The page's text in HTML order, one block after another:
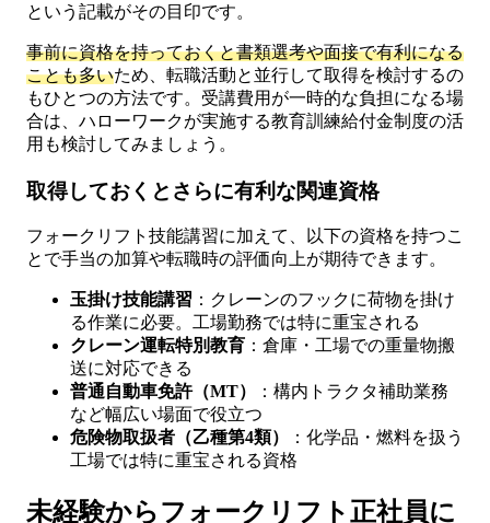
という記載がその目印です。
事前に資格を持っておくと書類選考や面接で有利になる
ことも多いため、転職活動と並行して取得を検討するの
もひとつの方法です。受講費用が一時的な負担になる場
合は、ハローワークが実施する教育訓練給付金制度の活
用も検討してみましょう。
取得しておくとさらに有利な関連資格
フォークリフト技能講習に加えて、以下の資格を持つこ
とで手当の加算や転職時の評価向上が期待できます。
玉掛け技能講習 ：クレーンのフックに荷物を掛け
る作業に必要。工場勤務では特に重宝される
クレーン運転特別教育 ：倉庫・工場での重量物搬
送に対応できる
普通自動車免許（MT）
：構内トラクタ補助業務
など幅広い場面で役立つ
危険物取扱者（乙種第4類）
：化学品・燃料を扱う
工場では特に重宝される資格
未経験からフォークリフト正社員に